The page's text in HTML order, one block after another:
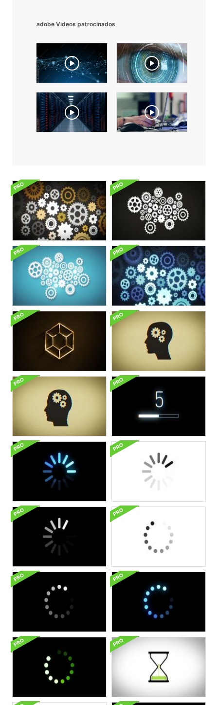
adobe Videos patrocinados